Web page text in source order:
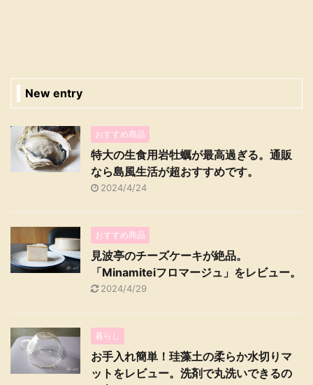
New entry
おすすめ商品
特大の生食用岩牡蠣が最高過ぎる。通販
なら島風生活が超おすすめです。
2024/4/24
おすすめ商品
見波亭のチーズケーキが絶品。
「Minamiteiフロマージュ」をレビュー。
2024/4/29
暮らし
お手入れ簡単！珪藻土の柔らか水切りマ
ットをレビュー。洗剤で丸洗いできるの